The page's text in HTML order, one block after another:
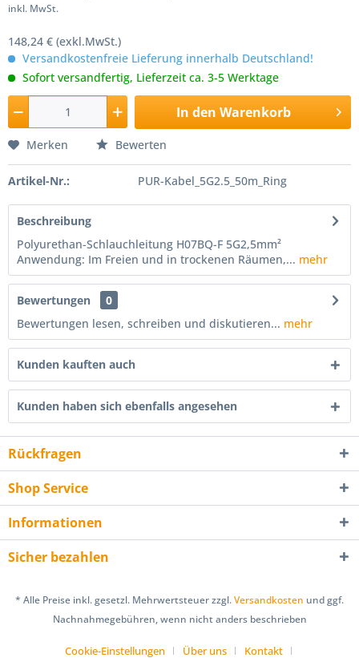
inkl. MwSt.
148,24 € (exkl.MwSt.)
Versandkostenfreie Lieferung innerhalb Deutschland!
Sofort versandfertig, Lieferzeit ca. 3-5 Werktage
In den Warenkorb
Merken Bewerten
Artikel-Nr.: PUR-Kabel_5G2.5_50m_Ring
Beschreibung
Polyurethan-Schlauchleitung H07BQ-F 5G2,5mm²
Anwendung: Im Freien und in trockenen Räumen,... mehr
Bewertungen
0
Bewertungen lesen, schreiben und diskutieren... mehr
Kunden kauften auch
Kunden haben sich ebenfalls angesehen
Rückfragen
Shop Service
Informationen
Sicher bezahlen
* Alle Preise inkl. gesetzl. Mehrwertsteuer zzgl.Versandkosten und ggf.
Nachnahmegebühren, wenn nicht anders beschrieben
Cookie-Einstellungen Über uns Kontakt